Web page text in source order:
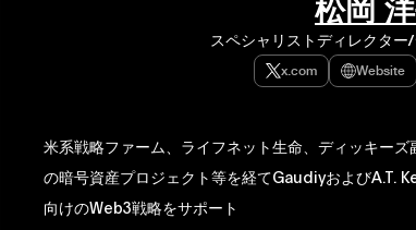
松岡
スペシャリストディレクター
x.com Website
米系戦略ファーム、ライフネット生命、ディッキー
の暗号資産プロジェクト等を経てGaudiyおよびA.T.
向けのWeb3戦略をサポート